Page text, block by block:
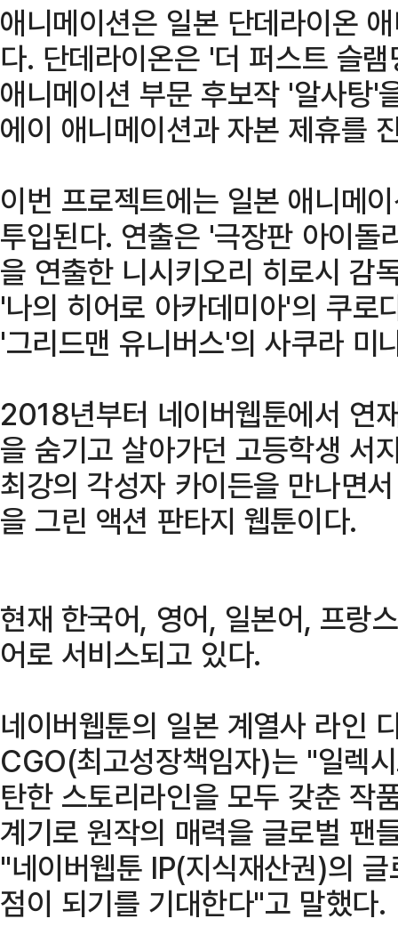
애니메이션은 일본 단데라이온
다. 단데라이온은 '더 퍼스트 슬
애니메이션 부문 후보작 '알사탕'
에이 애니메이션과 자본 제휴를
이번 프로젝트에는 일본 애니메
투입된다. 연출은 '극장판 아이
을 연출한 니시키오리 히로시 감
'나의 히어로 아카데미아'의 쿠로
'그리드맨 유니버스'의 사쿠라 미
2018년부터 네이버웹툰에서 연
을 숨기고 살아가던 고등학생 서
최강의 각성자 카이든을 만나면
을 그린 액션 판타지 웹툰이다.
현재 한국어, 영어, 일본어, 프랑
어로 서비스되고 있다.
네이버웹툰의 일본 계열사 라인
CGO(최고성장책임자)는 "일렉
탄한 스토리라인을 모두 갖춘 작
계기로 원작의 매력을 글로벌 팬
"네이버웹툰 IP(지식재산권)의
점이 되기를 기대한다"고 말했다.